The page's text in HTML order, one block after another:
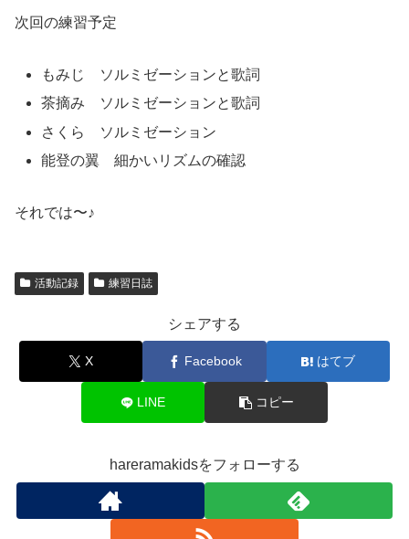
次回の練習予定
もみじ ソルミゼーションと歌詞
茶摘み ソルミゼーションと歌詞
さくら ソルミゼーション
能登の翼 細かいリズムの確認
それでは〜♪
活動記録 練習日誌
シェアする
X Facebook はてブ
LINE コピー
hareramakidsをフォローする